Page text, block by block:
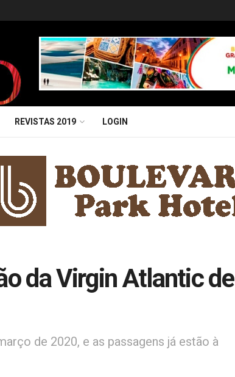
REVISTAS 2019 LOGIN
da Virgin Atlantic de
de 2020, e as passagens já estão à